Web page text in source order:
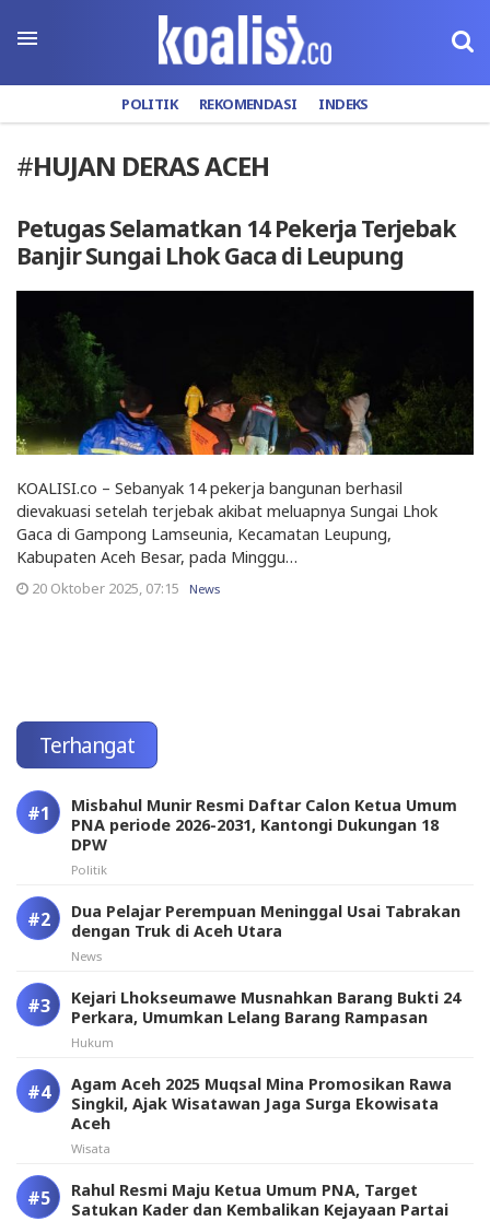
POLITIK REKOMENDASI INDEKS
#HUJAN DERAS ACEH
Petugas Selamatkan 14 Pekerja Terjebak
Banjir Sungai Lhok Gaca di Leupung
KOALISI.co – Sebanyak 14 pekerja bangunan berhasil
dievakuasi setelah terjebak akibat meluapnya Sungai Lhok
Gaca di Gampong Lamseunia, Kecamatan Leupung,
Kabupaten Aceh Besar, pada Minggu…
20 Oktober 2025, 07:15 News
Terhangat
Misbahul Munir Resmi Daftar Calon Ketua Umum
PNA periode 2026-2031, Kantongi Dukungan 18
DPW
Politik
Dua Pelajar Perempuan Meninggal Usai Tabrakan
dengan Truk di Aceh Utara
News
Kejari Lhokseumawe Musnahkan Barang Bukti 24
Perkara, Umumkan Lelang Barang Rampasan
Hukum
Agam Aceh 2025 Muqsal Mina Promosikan Rawa
Singkil, Ajak Wisatawan Jaga Surga Ekowisata
Aceh
Wisata
Rahul Resmi Maju Ketua Umum PNA, Target
Satukan Kader dan Kembalikan Kejayaan Partai